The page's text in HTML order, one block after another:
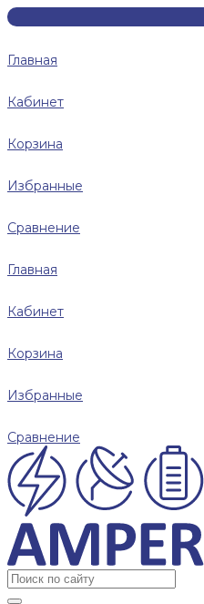
Главная
Кабинет
Корзина
Избранные
Сравнение
Главная
Кабинет
Корзина
Избранные
Сравнение